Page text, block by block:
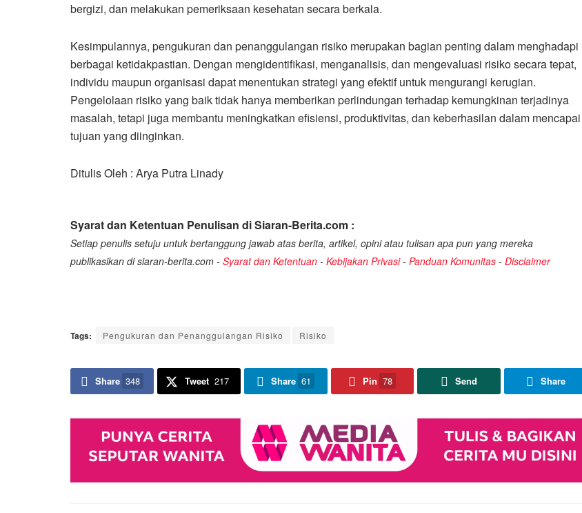
bergizi, dan melakukan pemeriksaan kesehatan secara berkala.
Kesimpulannya, pengukuran dan penanggulangan risiko merupakan bagian penting dalam menghadapi
berbagai ketidakpastian. Dengan mengidentifikasi, menganalisis, dan mengevaluasi risiko secara tepat,
individu maupun organisasi dapat menentukan strategi yang efektif untuk mengurangi kerugian.
Pengelolaan risiko yang baik tidak hanya memberikan perlindungan terhadap kemungkinan terjadinya
masalah, tetapi juga membantu meningkatkan efisiensi, produktivitas, dan keberhasilan dalam mencapai
tujuan yang diinginkan.
Ditulis Oleh : Arya Putra Linady
Syarat dan Ketentuan Penulisan di Siaran-Berita.com :
Setiap penulis setuju untuk bertanggung jawab atas berita, artikel, opini atau tulisan apa pun yang mereka
publikasikan di siaran-berita.com - Syarat dan Ketentuan - Kebijakan Privasi- Panduan Komunitas - Disclaimer
Tags: Pengukuran dan Penanggulangan Risiko Risiko
Share 348 Tweet 217 Share 61 Pin 78 Send Share